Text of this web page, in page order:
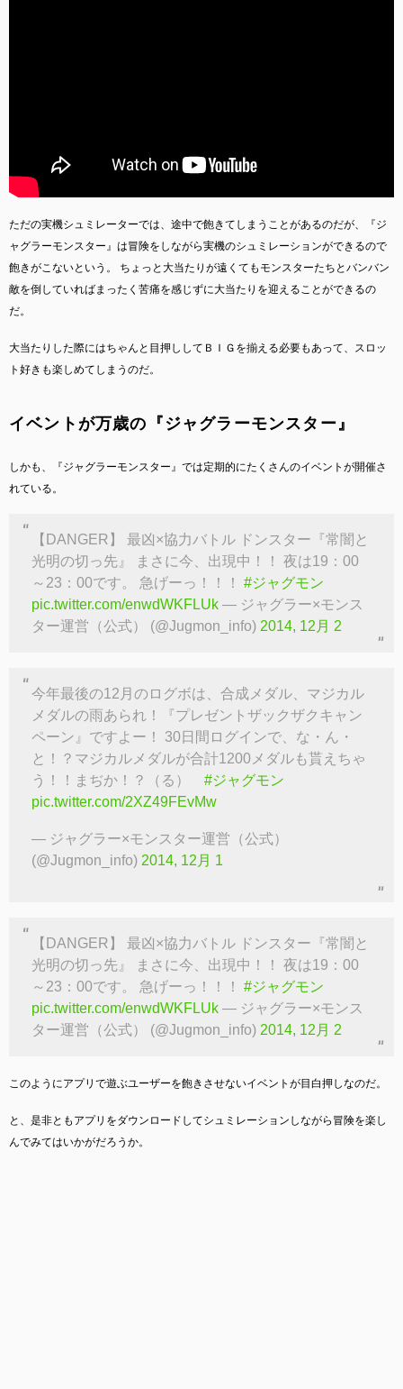
ただの実機シュミレーターでは、途中で飽きてしまうことがあるのだが、『ジ
ャグラーモンスター』は冒険をしながら実機のシュミレーションができるので
飽きがこないという。 ちょっと大当たりが遠くてもモンスターたちとバンバン
敵を倒していればまったく苦痛を感じずに大当たりを迎えることができるの
だ。
大当たりした際にはちゃんと目押ししてＢＩＧを揃える必要もあって、スロッ
ト好きも楽しめてしまうのだ。
イベントが万歳の『ジャグラーモンスター』
しかも、『ジャグラーモンスター』では定期的にたくさんのイベントが開催さ
れている。
【DANGER】 最凶×協力バトル ドンスター『常闇と
光明の切っ先』 まさに今、出現中！！ 夜は19：00
～23：00です。 急げーっ！！！ #ジャグモン
pic.twitter.com/enwdWKFLUk — ジャグラー×モンス
ター運営（公式） (@Jugmon_info) 2014, 12月 2
今年最後の12月のログボは、合成メダル、マジカル
メダルの雨あられ！『プレゼントザックザクキャン
ペーン』ですよー！ 30日間ログインで、な・ん・
と！？マジカルメダルが合計1200メダルも貰えちゃ
う！！まぢか！？（る） #ジャグモン
pic.twitter.com/2XZ49FEvMw
— ジャグラー×モンスター運営（公式）
(@Jugmon_info) 2014, 12月 1
【DANGER】 最凶×協力バトル ドンスター『常闇と
光明の切っ先』 まさに今、出現中！！ 夜は19：00
～23：00です。 急げーっ！！！ #ジャグモン
pic.twitter.com/enwdWKFLUk — ジャグラー×モンス
ター運営（公式） (@Jugmon_info) 2014, 12月 2
このようにアプリで遊ぶユーザーを飽きさせないイベントが目白押しなのだ。
と、是非ともアプリをダウンロードしてシュミレーションしながら冒険を楽し
んでみてはいかがだろうか。